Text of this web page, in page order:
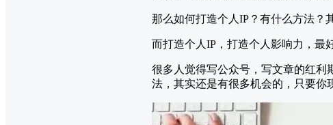
那么如何打造个人IP？有什么方法？
而打造个人IP，打造个人影响力，最
很多人觉得写公众号，写文章的红利
法，其实还是有很多机会的，只要你